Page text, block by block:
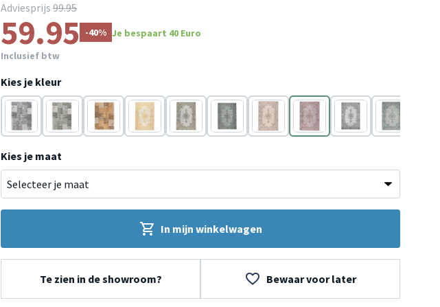
Adviesprijs 99.95
59.95 -40% Je bespaart 40 Euro
Inclusief btw
Kies je kleur
Grijs Groen Geel Geel Groen Grijs Bruin Grijs Grijs Turquoise
Kies je maat
In mijn winkelwagen
Te zien in de showroom? Bewaar voor later